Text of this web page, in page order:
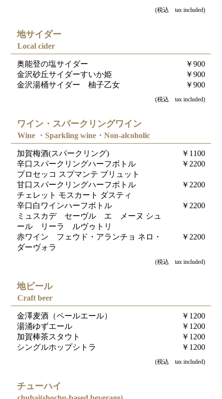
(税込 tax included)
地サイダー
Local cider
奥能登の塩サイダー
￥900
金沢砂丘サイダーすいか姫
￥900
金沢湯桶サイダー 柚子乙女
￥900
(税込 tax included)
ワイン・スパークリングワイン
Wine ・Sparkling wine・Non-alcoholic
加賀梅酒(スパークリング)
￥1100
辛口スパークリングハーフボトル
プロセッコ スプマンテ ブリュット
￥2200
甘口スパークリングハーフボトル
チェレット モスカート ダスティ
￥2200
辛口白ワインハーフボトル
ミュスカデ セーヴル エ メーヌ シュ
ール リーラ ルヴゥトリ
￥2200
赤ワイン フェウド・アランチョ ネロ・
ダーヴォラ
￥2200
(税込 tax included)
地ビール
Craft beer
金澤麦酒（ペールエール）
￥1200
湯涌ゆずエール
￥1200
加賀棒茶スタウト
￥1200
シングルホップシトラ
￥1200
(税込 tax included)
チューハイ